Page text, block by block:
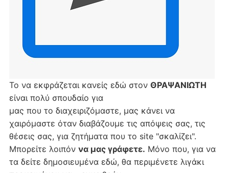
Το να εκφράζεται κανείς εδώ στον ΘΡΑΨΑΝΙΩΤΗ
είναι πολύ σπουδαίο για
μας που το διαχειριζόμαστε, μας κάνει να
χαιρόμαστε όταν διαβάζουμε τις απόψεις σας, τις
θέσεις σας, για ζητήματα που το site "σκαλίζει".
Μπορείτε λοιπόν να μας γράφετε. Μόνο που, για να
τα δείτε δημοσιευμένα εδώ, θα περιμένετε λιγάκι